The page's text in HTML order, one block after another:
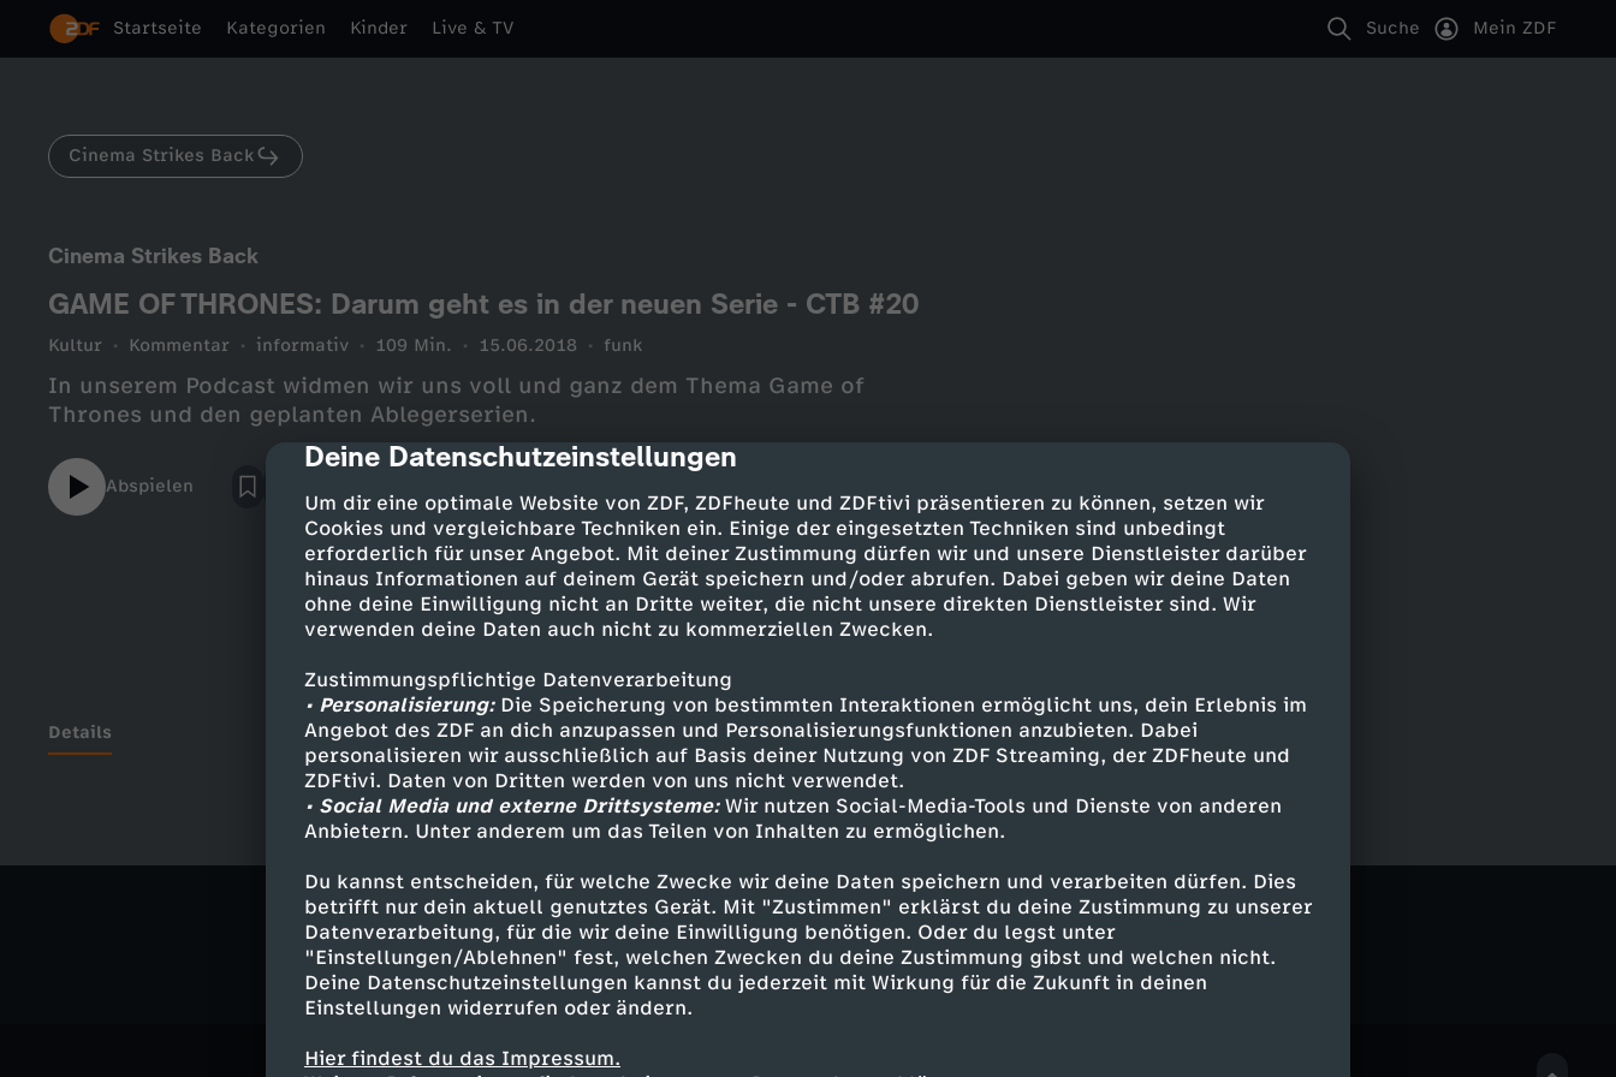
cmp-dialog-description
Deine Datenschutzeinstellungen
Um dir eine optimale Website von ZDF, ZDFheute und ZDFtivi präsentieren zu können, setzen wir
Cookies und vergleichbare Techniken ein. Einige der eingesetzten Techniken sind unbedingt
erforderlich für unser Angebot. Mit deiner Zustimmung dürfen wir und unsere Dienstleister darüber
hinaus Informationen auf deinem Gerät speichern und/oder abrufen. Dabei geben wir deine Daten
ohne deine Einwilligung nicht an Dritte weiter, die nicht unsere direkten Dienstleister sind. Wir
verwenden deine Daten auch nicht zu kommerziellen Zwecken.
Zustimmungspflichtige Datenverarbeitung
• Personalisierung:Die Speicherung von bestimmten Interaktionen ermöglicht uns, dein Erlebnis im
Angebot des ZDF an dich anzupassen und Personalisierungsfunktionen anzubieten. Dabei
personalisieren wir ausschließlich auf Basis deiner Nutzung von ZDF Streaming, der ZDFheute und
ZDFtivi. Daten von Dritten werden von uns nicht verwendet.
• Social Media und externe Drittsysteme:Wir nutzen Social-Media-Tools und Dienste von anderen
Anbietern. Unter anderem um das Teilen von Inhalten zu ermöglichen.
Du kannst entscheiden, für welche Zwecke wir deine Daten speichern und verarbeiten dürfen. Dies
betrifft nur dein aktuell genutztes Gerät. Mit "Zustimmen" erklärst du deine Zustimmung zu unserer
Datenverarbeitung, für die wir deine Einwilligung benötigen. Oder du legst unter
"Einstellungen/Ablehnen" fest, welchen Zwecken du deine Zustimmung gibst und welchen nicht.
Deine Datenschutzeinstellungen kannst du jederzeit mit Wirkung für die Zukunft in deinen
Einstellungen widerrufen oder ändern.
Hier findest du das Impressum.
Startseite Kategorien Kinder Live & TV Suche Mein ZDF
Cinema Strikes Back
Cinema Strikes Back
GAME OF THRONES: Darum geht es in der neuen Serie - CTB #20
Kultur Kommentar informativ 109 Min. 15.06.2018 funk
In unserem Podcast widmen wir uns voll und ganz dem Thema Game of
Thrones und den geplanten Ablegerserien.
Abspielen
Details
Ähnliche Inhalte entdecken
Kultur Kommentar informativ Cinema Strikes Back